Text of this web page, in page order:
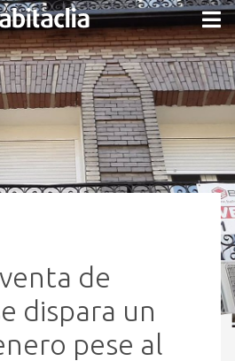
de
dispara un
pese al